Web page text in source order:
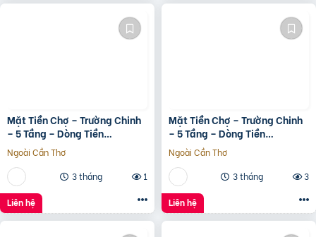
Mặt Tiền Chợ – Trường Chinh
– 5 Tầng – Dòng Tiền
20Tr/Tháng
Ngoài Cần Thơ
3 tháng
1
Liên hệ
Mặt Tiền Chợ – Trường Chinh
– 5 Tầng – Dòng Tiền
20Tr/Tháng
Ngoài Cần Thơ
3 tháng
3
Liên hệ